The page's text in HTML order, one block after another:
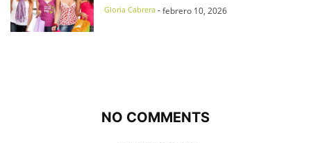
Gloria Cabrera - febrero 10, 2026
NO COMMENTS